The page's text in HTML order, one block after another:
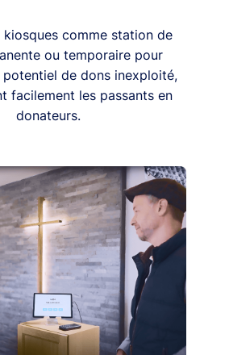
kiosques comme station de
ou temporaire pour
de dons inexploité,
facilement les passants en
donateurs.